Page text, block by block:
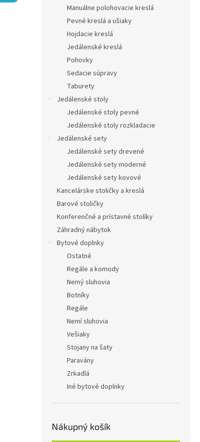
Manuálne polohovacie kreslá
Pevné kreslá a ušiaky
Hojdacie kreslá
Jedálenské kreslá
Pohovky
Sedacie súpravy
Taburety
Jedálenské stoly
Jedálenské stoly pevné
Jedálenské stoly rozkladacie
Jedálenské sety
Jedálenské sety drevené
Jedálenské sety moderné
Jedálenské sety kovové
Kancelárske stoličky a kreslá
Barové stoličky
Konferenčné a prístavné stolíky
Záhradný nábytok
Bytové doplnky
Ostatné
Regále a komody
Nemý sluhovia
Botníky
Regále
Nemí sluhovia
Vešiaky
Stojany na šaty
Paravány
Zrkadlá
Iné bytové doplnky
Nákupný košík